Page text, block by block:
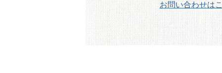
お問い合わせは